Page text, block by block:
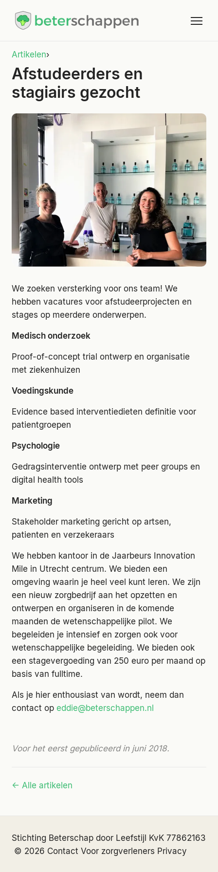
Artikelen›
Afstudeerders en
stagiairs gezocht
We zoeken versterking voor ons team! We
hebben vacatures voor afstudeerprojecten en
stages op meerdere onderwerpen.
Medisch onderzoek
Proof-of-concept trial ontwerp en organisatie
met ziekenhuizen
Voedingskunde
Evidence based interventiedieten definitie voor
patientgroepen
Psychologie
Gedragsinterventie ontwerp met peer groups en
digital health tools
Marketing
Stakeholder marketing gericht op artsen,
patienten en verzekeraars
We hebben kantoor in de Jaarbeurs Innovation
Mile in Utrecht centrum. We bieden een
omgeving waarin je heel veel kunt leren. We zijn
een nieuw zorgbedrijf aan het opzetten en
ontwerpen en organiseren in de komende
maanden de wetenschappelijke pilot. We
begeleiden je intensief en zorgen ook voor
wetenschappelijke begeleiding. We bieden ook
een stagevergoeding van 250 euro per maand op
basis van fulltime.
Als je hier enthousiast van wordt, neem dan
contact op eddie@beterschappen.nl
Voor het eerst gepubliceerd in juni 2018.
← Alle artikelen
Stichting Beterschap door Leefstijl
KvK 77862163
© 2026 Contact Voor zorgverleners Privacy